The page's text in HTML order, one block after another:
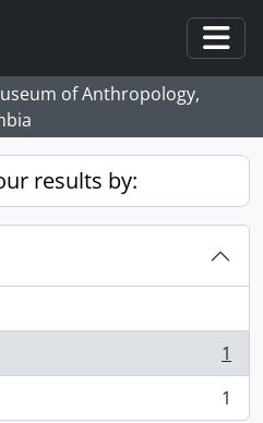
of Anthropology,
results by:
1
1